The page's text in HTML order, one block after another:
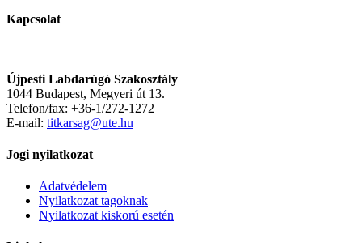
Kapcsolat
Újpesti Labdarúgó Szakosztály
1044 Budapest, Megyeri út 13.
Telefon/fax: +36-1/272-1272
E-mail: titkarsag@ute.hu
Jogi nyilatkozat
Adatvédelem
Nyilatkozat tagoknak
Nyilatkozat kiskorú esetén